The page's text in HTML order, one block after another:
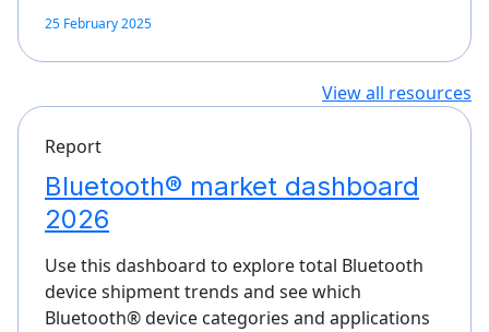
25 February 2025
View all resources
Report
Bluetooth® market dashboard
2026
Use this dashboard to explore total Bluetooth
device shipment trends and see which
Bluetooth® device categories and applications